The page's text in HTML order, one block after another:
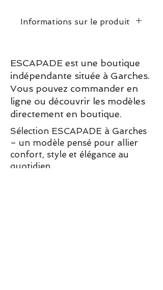
Informations sur le produit
ESCAPADE est une boutique
indépendante située à Garches.
Vous pouvez commander en
ligne ou découvrir les modèles
directement en boutique.
Sélection ESCAPADE à Garches
– un modèle pensé pour allier
confort, style et élégance au
quotidien.